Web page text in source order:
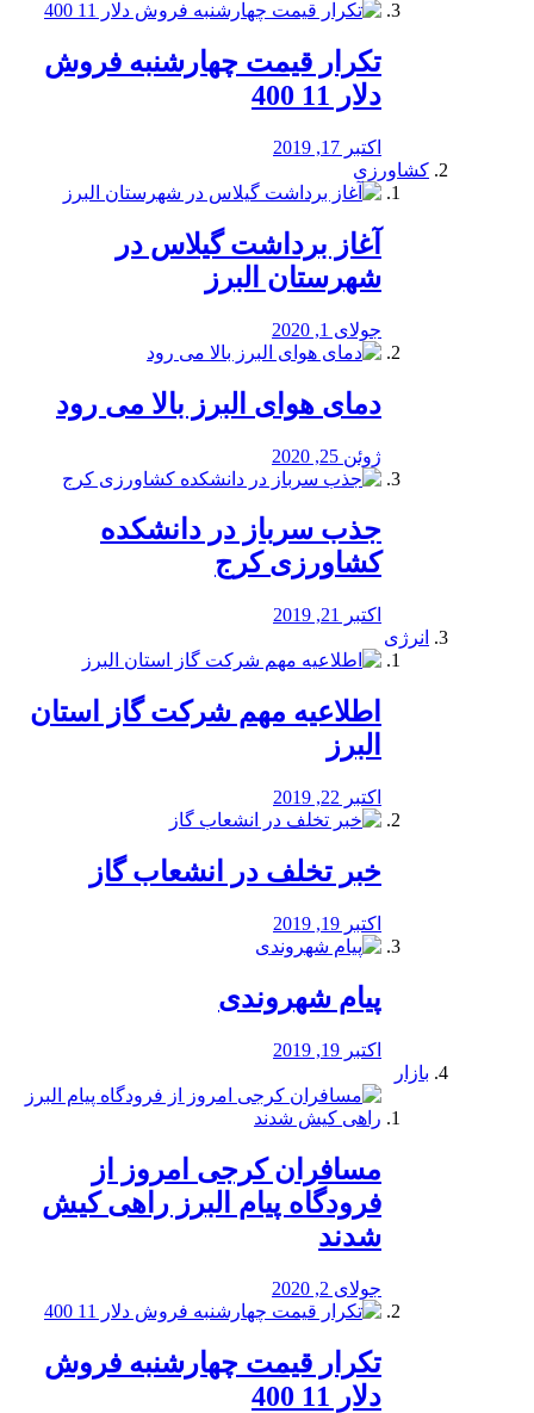
تکرار قیمت چهارشنبه فروش
دلار 11 400
اکتبر 17, 2019
کشاورزی
آغاز برداشت گیلاس در
شهرستان البرز
جولای 1, 2020
دمای هوای البرز بالا می رود
ژوئن 25, 2020
جذب سرباز در دانشکده
کشاورزی کرج
اکتبر 21, 2019
انرژی
️اطلاعیه مهم شرکت گاز استان
البرز
اکتبر 22, 2019
خبر تخلف در انشعاب گاز
اکتبر 19, 2019
پیام شهروندی
اکتبر 19, 2019
بازار
مسافران کرجی امروز از
فرودگاه پیام البرز راهی کیش
شدند
جولای 2, 2020
تکرار قیمت چهارشنبه فروش
دلار 11 400